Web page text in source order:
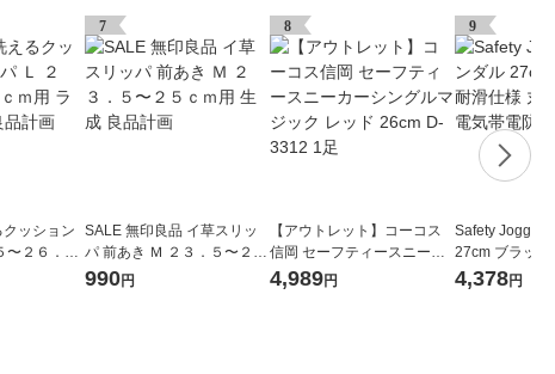
ッション
〜２６．５
ー 良品計
7
SALE 無印良品 イ草スリッ
パ 前あき Ｍ ２３．５〜２５
ｃｍ用 生成 良品計画
990円
8
【アウトレット】コーコス
信岡 セーフティースニーカ
ーシングルマジック レッド
4,989円
9
Safety Jogger
27cm ブラック
洗い可能 静電
4,378円